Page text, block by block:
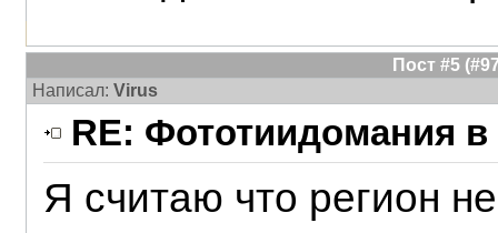
Пост #5
Написал: Virus
RE: Фототиидомания в
Я считаю что регион